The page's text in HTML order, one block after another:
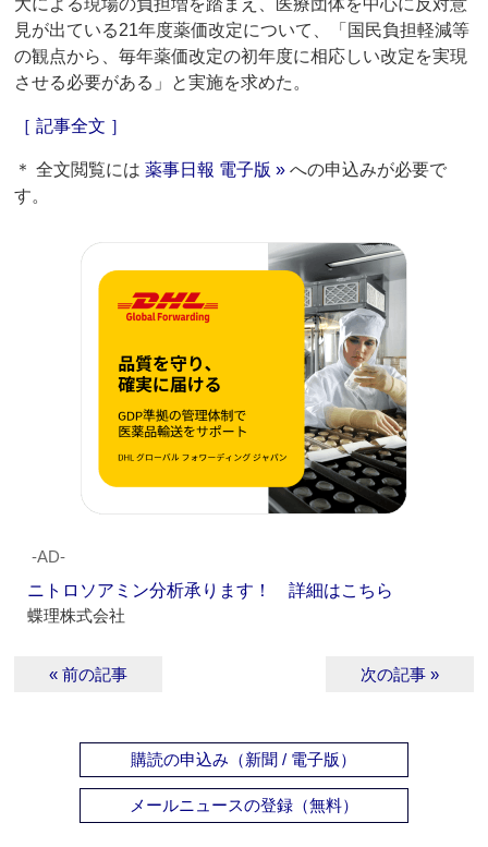
大による現場の負担増を踏まえ、医療団体を中心に反対意
見が出ている21年度薬価改定について、「国民負担軽減等
の観点から、毎年薬価改定の初年度に相応しい改定を実現
させる必要がある」と実施を求めた。
［ 記事全文 ］
＊ 全文閲覧には薬事日報 電子版 » への申込みが必要で
す。
‐AD‐
ニトロソアミン分析承ります！ 詳細はこちら
蝶理株式会社
« 前の記事 次の記事 »
購読の申込み（新聞 / 電子版）
メールニュースの登録（無料）